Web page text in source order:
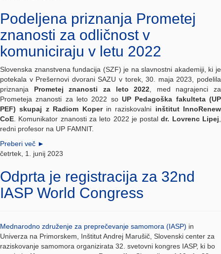
Podeljena priznanja Prometej
znanosti za odličnost v
komuniciraju v letu 2022
Slovenska znanstvena fundacija (SZF) je na slavnostni akademiji, ki je
potekala v Prešernovi dvorani SAZU v torek, 30. maja 2023, podelila
priznanja Prometej znanosti za leto 2022 , med nagrajenci za
Prometeja znanosti za leto 2022 so UP Pedagoška fakulteta (UP
PEF) skupaj z Radiom Koper in raziskovalni inštitut InnoRenew
CoE . Komunikator znanosti za leto 2022 je postaldr. Lovrenc Lipej
redni profesor na UP FAMNIT.
Preberi več ►
četrtek, 1. junij 2023
Odprta je registracija za 32nd
IASP World Congress
Mednarodno združenje za preprečevanje samomora (IASP) in
Univerza na Primorskem, Inštitut Andrej Marušič, Slovenski center za
raziskovanje samomora organizirata 32. svetovni kongres IASP, ki bo